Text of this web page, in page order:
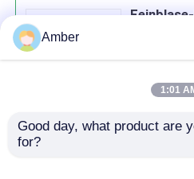
Fortsetzen
Amber
1:01
Good day, what product are
for?